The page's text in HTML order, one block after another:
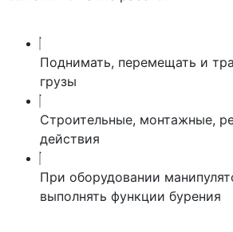
Поднимать, перемещать и
грузы
Строительные, монтажные,
действия
При оборудовании
выполнять функции бурения